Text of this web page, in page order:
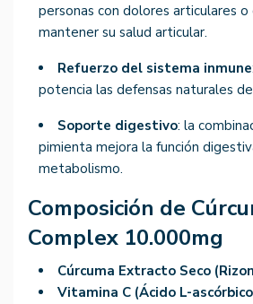
personas con dolores articulares o
mantener su salud articular.
Refuerzo del sistema inmune
potencia las defensas naturales
Soporte digestivo: la
pimienta mejora la función
metabolismo.
Composición de
Complex 10.000mg
Cúrcuma Extracto Seco
Vitamina C (Ácido L-